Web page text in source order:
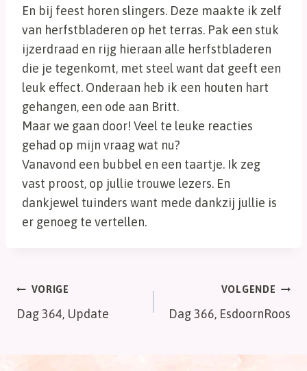
En bij feest horen slingers. Deze maakte ik zelf
van herfstbladeren op het terras. Pak een stuk
ijzerdraad en rijg hieraan alle herfstbladeren
die je tegenkomt, met steel want dat geeft een
leuk effect. Onderaan heb ik een houten hart
gehangen, een ode aan Britt.
Maar we gaan door! Veel te leuke reacties
gehad op mijn vraag wat nu?
Vanavond een bubbel en een taartje. Ik zeg
vast proost, op jullie trouwe lezers. En
dankjewel tuinders want mede dankzij jullie is
er genoeg te vertellen.
Bericht
navigatie
VORIGE
Dag 364, Update
VOLGENDE
Dag 366, EsdoornRoos